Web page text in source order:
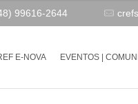
99616-2644
E-NOVA EVENTOS |